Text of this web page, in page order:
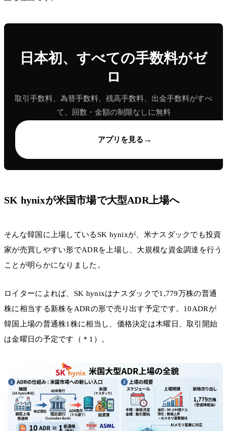
日本初、すべての手数料がゼ
ロ
取引手数料、為替手数料、残高手数料、出金手数料がすべ
て、回数・金額の制限なしに無料
アプリを見る →
SK hynixが米国市場で大型ADR上場へ
そんな韓国に上場しているSK hynixが、米ナスダックでも投資
家が売買しやすい形でADRを上場し、大規模な資金調達を行う
ことが明らかになりました。
ロイターによれば、SK hynixはナスダックで1,779万株の普通
株に相当する新株をADRの形で売り出す予定です。10ADRが
韓国上場の普通株1株に相当し、価格決定は木曜日、取引開始
は金曜日の予定です（＊1）。